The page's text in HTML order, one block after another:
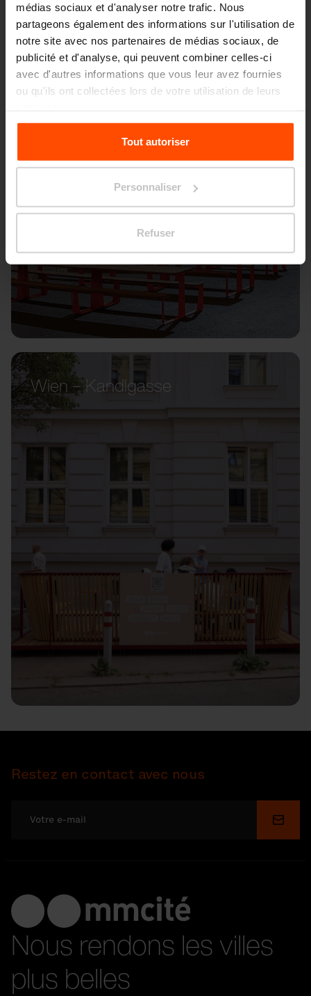
médias sociaux et d'analyser notre trafic. Nous
partageons également des informations sur l'utilisation de
notre site avec nos partenaires de médias sociaux, de
publicité et d'analyse, qui peuvent combiner celles-ci
avec d'autres informations que vous leur avez fournies
ou qu'ils ont collectées lors de votre utilisation de leurs
Pour plus d'informations, veuillez consulter le
sitePrinciples Relating to the Processing Personal
Tout autoriser
Personnaliser
Refuser
Seattle – Popup park
Wien – Kandlgasse
Restez en contact avec nous
Nous rendons les villes
plus belles